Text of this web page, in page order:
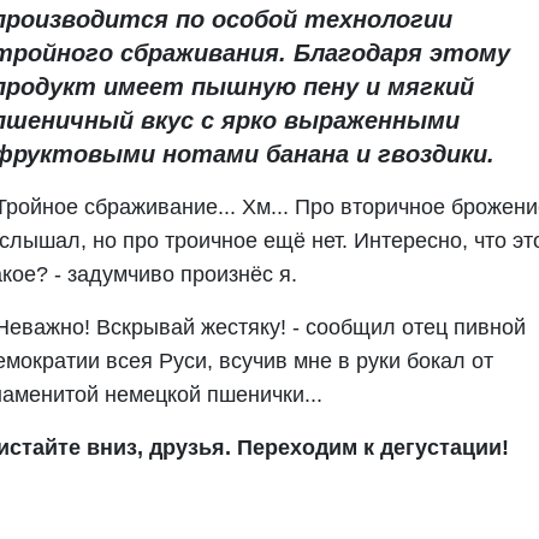
по особой технологии
сбраживания. Благодаря этому
имеет пышную пену и мягкий
вкус с ярко выраженными
нотами банана и гвоздики.
сбраживание... Хм... Про вторичное
но про троичное ещё нет. Интересно, что
- задумчиво произнёс я.
Вскрывай жестяку! - сообщил отец пивной
всея Руси, всучив мне в руки бокал от
немецкой пшенички...
вниз, друзья. Переходим к дегустации!